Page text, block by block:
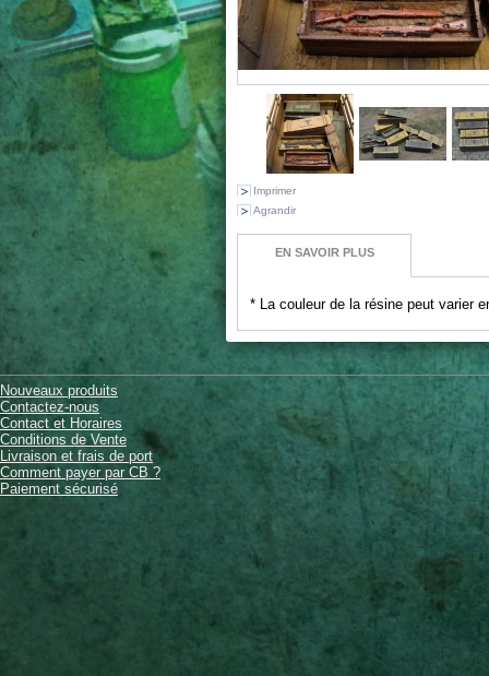
Imprimer
Agrandir
EN SAVOIR PLUS
* La couleur de la résine peut varier
Nouveaux produits
Contactez-nous
Contact et Horaires
Conditions de Vente
Livraison et frais de port
Comment payer par CB ?
Paiement sécurisé